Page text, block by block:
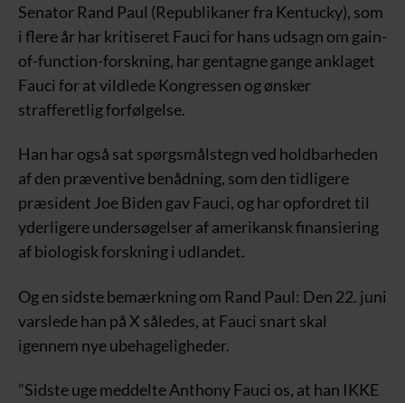
Senator Rand Paul (Republikaner fra Kentucky), som
i flere år har kritiseret Fauci for hans udsagn om gain-
of-function-forskning, har gentagne gange anklaget
Fauci for at vildlede Kongressen og ønsker
strafferetlig forfølgelse.
Han har også sat spørgsmålstegn ved holdbarheden
af den præventive benådning, som den tidligere
præsident Joe Biden gav Fauci, og har opfordret til
yderligere undersøgelser af amerikansk finansiering
af biologisk forskning i udlandet.
Og en sidste bemærkning om Rand Paul: Den 22. juni
varslede han på X således, at Fauci snart skal
igennem nye ubehageligheder.
”Sidste uge meddelte Anthony Fauci os, at han IKKE